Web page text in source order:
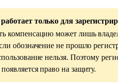
только для
компенсацию может лишь
обозначение не прошло
нельзя. Поэтому
право на защиту.